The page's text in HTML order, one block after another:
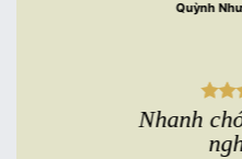
Quỳnh
Nhanh